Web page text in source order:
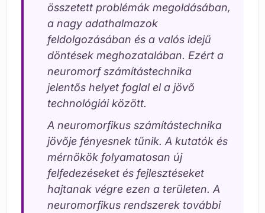
összetett problémák megoldásában,
a nagy adathalmazok
feldolgozásában és a valós idejű
döntések meghozatalában. Ezért a
neuromorf számítástechnika
jelentős helyet foglal el a jövő
technológiái között.
A neuromorfikus számítástechnika
jövője fényesnek tűnik. A kutatók és
mérnökök folyamatosan új
felfedezéseket és fejlesztéseket
hajtanak végre ezen a területen. A
neuromorfikus rendszerek további